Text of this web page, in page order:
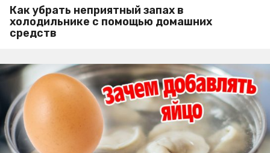
Как убрать неприятный запах в
холодильнике с помощью домашних
средств